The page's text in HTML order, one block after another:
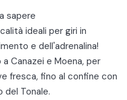
sapere
ideali per giri in
e dell'adrenalina!
a Canazei e Moena, per
fresca, fino al confine con
del Tonale.